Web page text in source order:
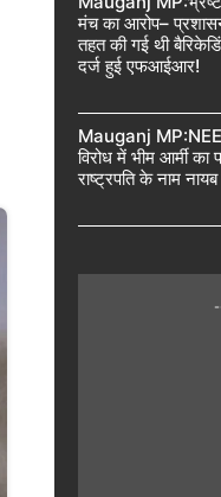
मंच का आरोप–
तहत की गई थी
दर्ज हुई एफआईआर!
Mauganj
विरोध में भीम आर्मी
राष्ट्रपति के नाम